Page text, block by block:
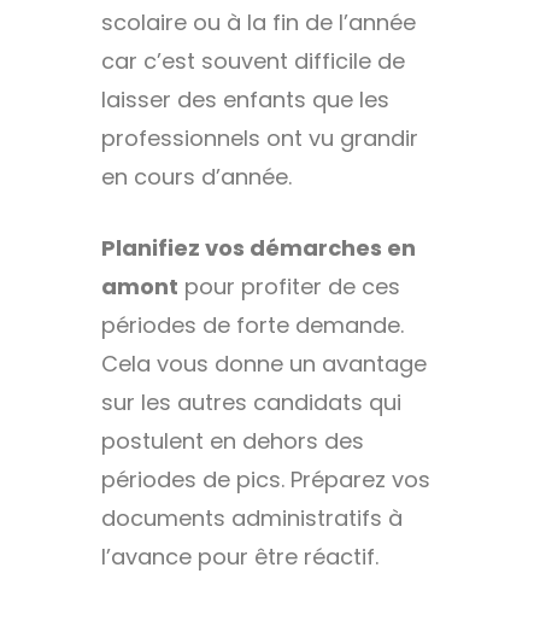
scolaire ou à la fin de l’année
car c’est souvent difficile de
laisser des enfants que les
professionnels ont vu grandir
en cours d’année.
Planifiez vos démarches en
amont pour profiter de ces
périodes de forte demande.
Cela vous donne un avantage
sur les autres candidats qui
postulent en dehors des
périodes de pics. Préparez vos
documents administratifs à
l’avance pour être réactif.